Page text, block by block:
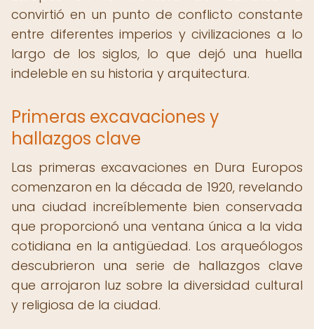
convirtió en un punto de conflicto constante
entre diferentes imperios y civilizaciones a lo
largo de los siglos, lo que dejó una huella
indeleble en su historia y arquitectura.
Primeras excavaciones y
hallazgos clave
Las primeras excavaciones en Dura Europos
comenzaron en la década de 1920, revelando
una ciudad increíblemente bien conservada
que proporcionó una ventana única a la vida
cotidiana en la antigüedad. Los arqueólogos
descubrieron una serie de hallazgos clave
que arrojaron luz sobre la diversidad cultural
y religiosa de la ciudad.